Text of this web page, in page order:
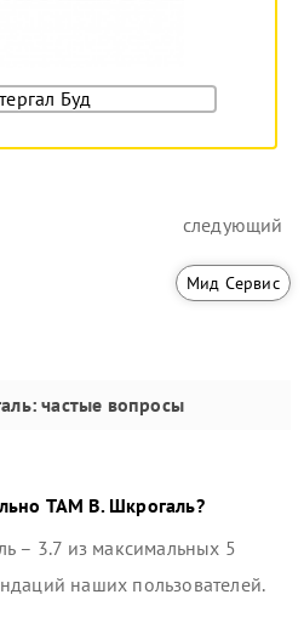
Буд
следующий
Мид Сервис
: частые вопросы
ТАМ В. Шкрогаль?
– 3.7 из максимальных 5
наших пользователей.